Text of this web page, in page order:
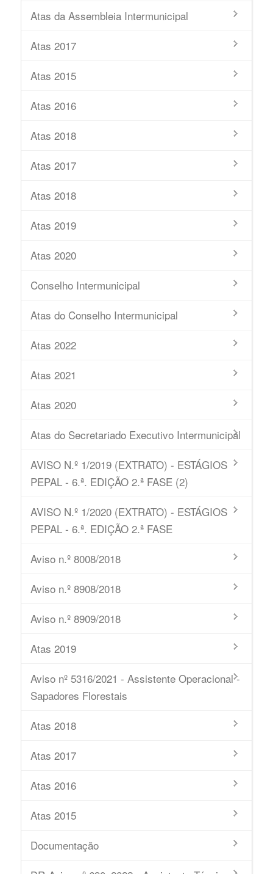
Atas da Assembleia Intermunicipal
Atas 2017
Atas 2015
Atas 2016
Atas 2018
Atas 2017
Atas 2018
Atas 2019
Atas 2020
Conselho Intermunicipal
Atas do Conselho Intermunicipal
Atas 2022
Atas 2021
Atas 2020
Atas do Secretariado Executivo Intermunicipal
AVISO N.º 1/2019 (EXTRATO) - ESTÁGIOS
PEPAL - 6.ª. EDIÇÃO 2.ª FASE (2)
AVISO N.º 1/2020 (EXTRATO) - ESTÁGIOS
PEPAL - 6.ª. EDIÇÃO 2.ª FASE
Aviso n.º 8008/2018
Aviso n.º 8908/2018
Aviso n.º 8909/2018
Atas 2019
Aviso nº 5316/2021 - Assistente Operacional -
Sapadores Florestais
Atas 2018
Atas 2017
Atas 2016
Atas 2015
Documentação